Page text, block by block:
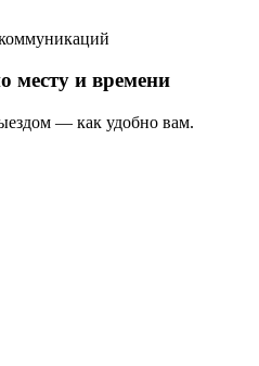
месту и времени
— как удобно вам.